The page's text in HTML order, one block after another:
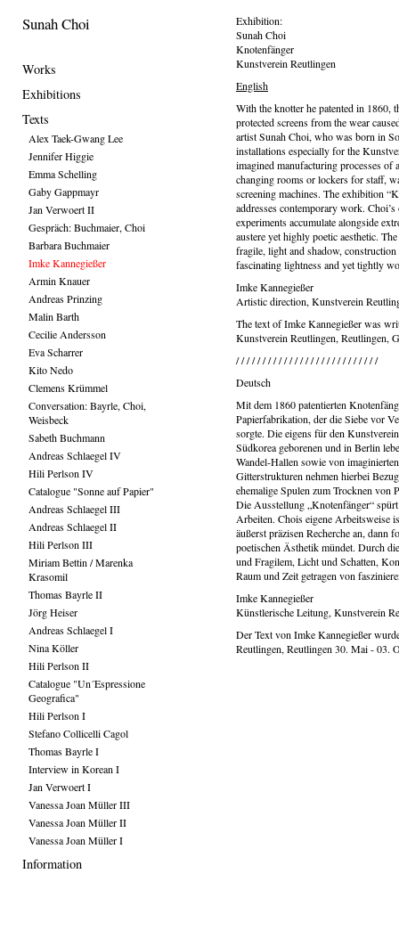
Sunah Choi
Works
Exhibitions
Texts
Alex Taek-Gwang Lee
Jennifer Higgie
Emma Schelling
Gaby Gappmayr
Jan Verwoert II
Gespräch: Buchmaier, Choi
Barbara Buchmaier
Imke Kannegießer
Armin Knauer
Andreas Prinzing
Malin Barth
Cecilie Andersson
Eva Scharrer
Kito Nedo
Clemens Krümmel
Conversation: Bayrle, Choi,
Weisbeck
Sabeth Buchmann
Andreas Schlaegel IV
Hili Perlson IV
Catalogue "Sonne auf Papier"
Andreas Schlaegel III
Andreas Schlaegel II
Hili Perlson III
Miriam Bettin / Marenka
Krasomil
Thomas Bayrle II
Jörg Heiser
Andreas Schlaegel I
Nina Köller
Hili Perlson II
Catalogue "Un´Espressione
Geografica"
Hili Perlson I
Stefano Collicelli Cagol
Thomas Bayrle I
Interview in Korean I
Jan Verwoert I
Vanessa Joan Müller III
Vanessa Joan Müller II
Vanessa Joan Müller I
Information
Exhibition:
Sunah Choi
Knotenfänger
Kunstverein Reutlingen
English
With the knotter he patented in 1860,
protected screens from the wear
artist Sunah Choi, who was born in
installations especially for the
imagined manufacturing processes of
changing rooms or lockers for staff,
screening machines. The exhibition
addresses contemporary work.
experiments accumulate alongside
austere yet highly poetic aesthetic.
fragile, light and shadow,
fascinating lightness and yet tightly
Imke Kannegießer
Artistic direction, Kunstverein
The text of Imke Kannegießer was
Kunstverein Reutlingen, Reutlingen,
/ / / / / / / / / / / / / / / / / / / / / / / / / / /
Deutsch
Mit dem 1860 patentierten
Papierfabrikation, der die Siebe vor
sorgte. Die eigens für den
Südkorea geborenen und in Berlin
Wandel-Hallen sowie von
Gitterstrukturen nehmen hierbei
ehemalige Spulen zum Trocknen von
Die Ausstellung „Knotenfänger“
Arbeiten. Chois eigene Arbeitsweise
äußerst präzisen Recherche an, dann
poetischen Ästhetik mündet. Durch
und Fragilem, Licht und Schatten,
Raum und Zeit getragen von
Imke Kannegießer
Künstlerische Leitung, Kunstverein
Der Text von Imke Kannegießer
Reutlingen, Reutlingen 30. Mai - 03.